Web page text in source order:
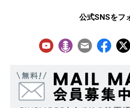
公式SNSをフ